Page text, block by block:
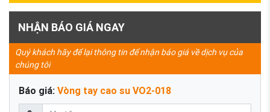
NHẬN BÁO GIÁ NGAY
Quý khách hãy để lại thông tin để nhận báo giá về dịch vụ của
chúng tôi
Báo giá: Vòng tay cao su VO2-018